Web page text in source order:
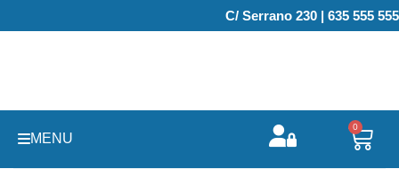
al
C/ Serrano 230 | 635 555 555
MENU
0